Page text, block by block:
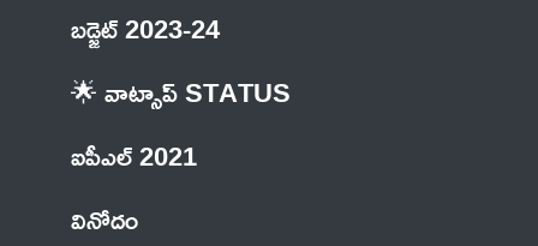
బడ్జెట్ 2023-24
🌟 వాట్సాప్ STATUS
ఐపీఎల్ 2021
వినోదం